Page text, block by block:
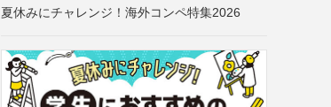
夏休みにチャレンジ！海外コンペ特集2026